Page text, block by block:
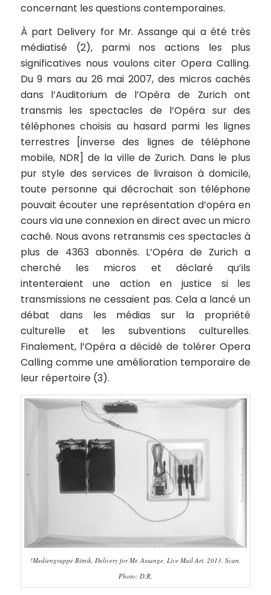
concernant les questions contemporaines.
À part Delivery for Mr. Assange qui a été très
médiatisé (2), parmi nos actions les plus
significatives nous voulons citerOpera Calling.
Du 9 mars au 26 mai 2007, des micros cachés
dans l’Auditorium de l’Opéra de Zurich ont
transmis les spectacles de l’Opéra sur des
téléphones choisis au hasard parmi les lignes
terrestres [inverse des lignes de téléphone
mobile, NDR] de la ville de Zurich. Dans le plus
pur style des services de livraison à domicile,
toute personne qui décrochait son téléphone
pouvait écouter une représentation d’opéra en
cours via une connexion en direct avec un micro
caché. Nous avons retransmis ces spectacles à
plus de 4363 abonnés. L’Opéra de Zurich a
cherché les micros et déclaré qu’ils
intenteraient une action en justice si les
transmissions ne cessaient pas. Cela a lancé un
débat dans les médias sur la propriété
culturelle et les subventions culturelles.
Finalement, l’Opéra a décidé de tolérerOpera
Callingcomme une amélioration temporaire de
leur répertoire (3).
!Mediengruppe Bitnik, Delivery for Mr. Assange, Live Mail Art, 2013. Scan.
Photo: D.R.